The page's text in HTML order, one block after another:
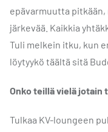
epävarmuutta
järkevää. Kaikkia
Tuli melkein itku, kun
löytyykö täältä sitä
Onko teillä vielä jotain
Tulkaa KV-loungeen